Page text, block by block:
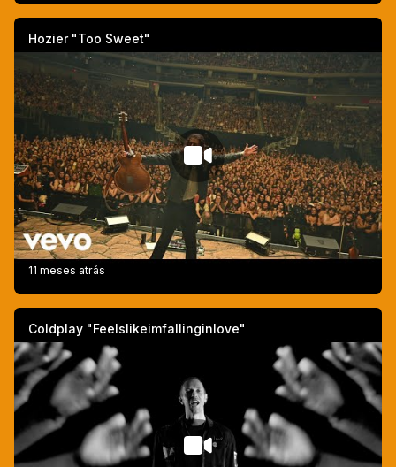
Hozier "Too Sweet"
11 meses atrás
Coldplay "Feelslikeimfallinginlove"